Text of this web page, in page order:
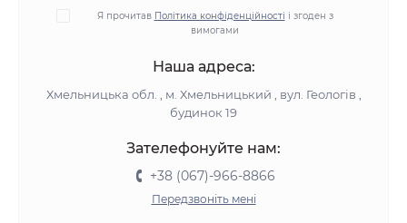
Я прочитав Політика конфіденційності і згоден з
вимогами
Наша адреса:
Хмельницька обл. , м. Хмельницький , вул. Геологів ,
будинок 19
Зателефонуйте нам:
+38 (067)-966-8866
Передзвоніть мені